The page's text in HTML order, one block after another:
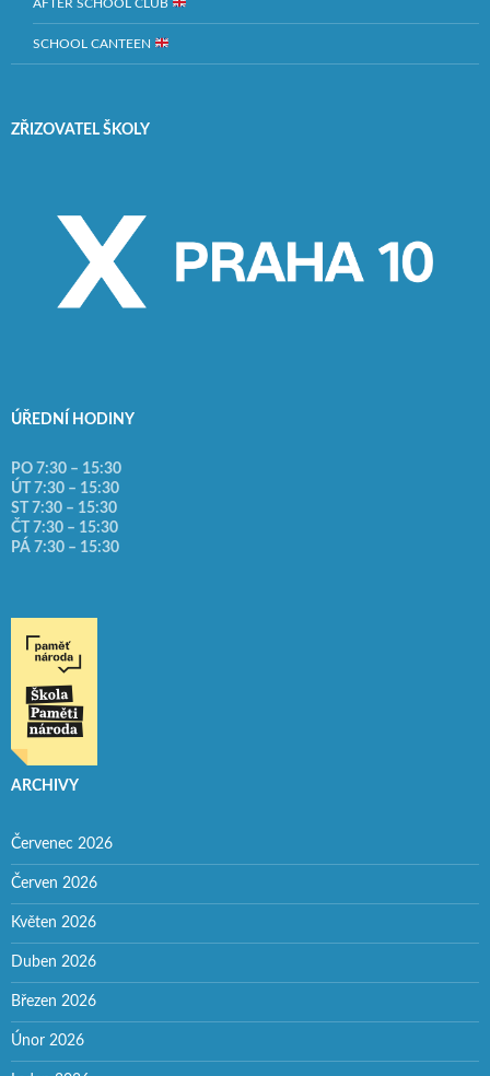
AFTER SCHOOL CLUB
SCHOOL CANTEEN
ZŘIZOVATEL ŠKOLY
ÚŘEDNÍ HODINY
PO 7:30 – 15:30
ÚT 7:30 – 15:30
ST 7:30 – 15:30
ČT 7:30 – 15:30
PÁ 7:30 – 15:30
ARCHIVY
Červenec 2026
Červen 2026
Květen 2026
Duben 2026
Březen 2026
Únor 2026